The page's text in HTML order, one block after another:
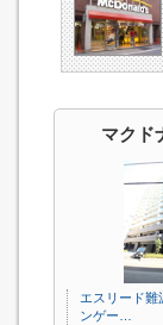
マクド
エスリード難
ンゲー…